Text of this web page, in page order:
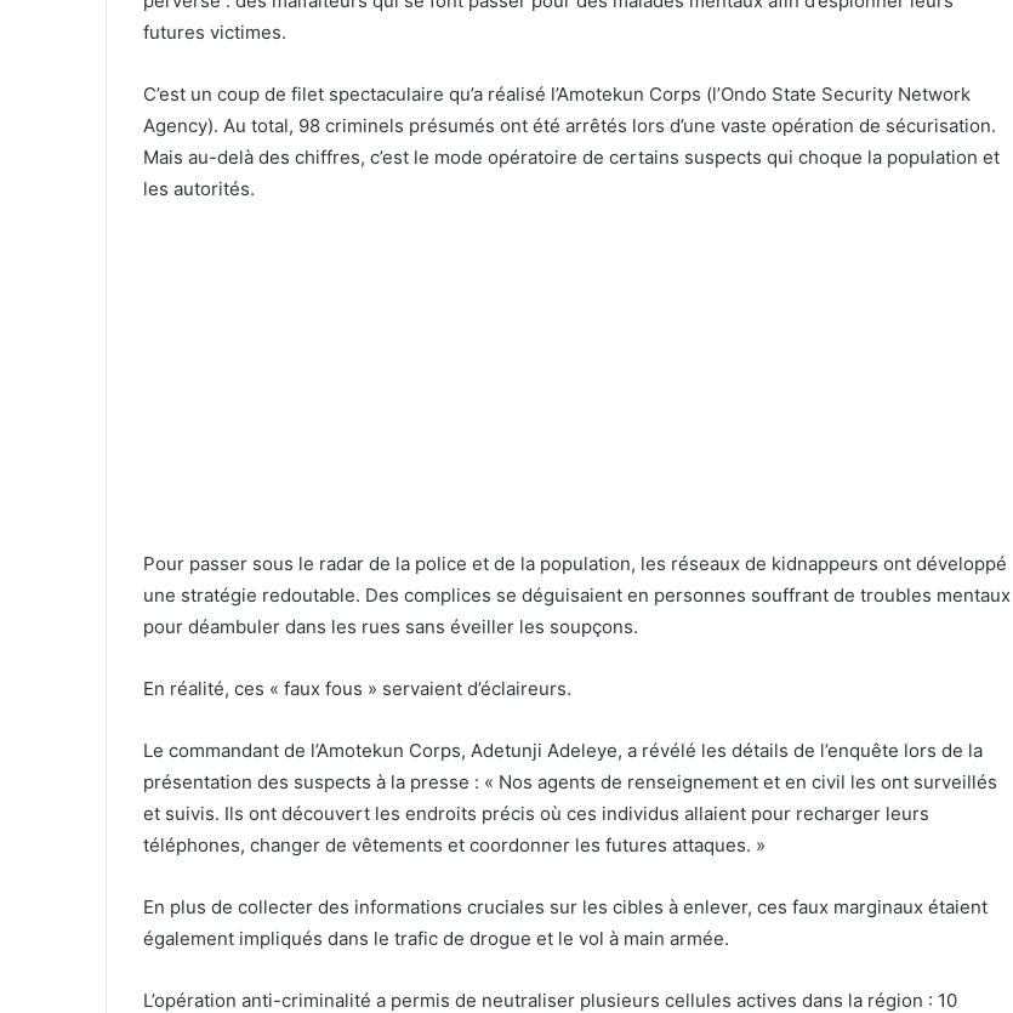
futures victimes.
C’est un coup de filet spectaculaire qu’a réalisé l’Amotekun Corps (l’Ondo State Security Network
Agency). Au total, 98 criminels présumés ont été arrêtés lors d’une vaste opération de sécurisation.
Mais au-delà des chiffres, c’est le mode opératoire de certains suspects qui choque la population et
les autorités.
Pour passer sous le radar de la police et de la population, les réseaux de kidnappeurs ont développé
une stratégie redoutable. Des complices se déguisaient en personnes souffrant de troubles mentaux
pour déambuler dans les rues sans éveiller les soupçons.
En réalité, ces « faux fous » servaient d’éclaireurs.
Le commandant de l’Amotekun Corps, Adetunji Adeleye, a révélé les détails de l’enquête lors de la
présentation des suspects à la presse : « Nos agents de renseignement et en civil les ont surveillés
et suivis. Ils ont découvert les endroits précis où ces individus allaient pour recharger leurs
téléphones, changer de vêtements et coordonner les futures attaques. »
En plus de collecter des informations cruciales sur les cibles à enlever, ces faux marginaux étaient
également impliqués dans le trafic de drogue et le vol à main armée.
L’opération anti-criminalité a permis de neutraliser plusieurs cellules actives dans la région : 10